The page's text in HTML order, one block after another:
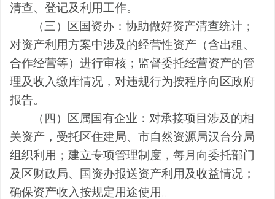
清查、登记及利用工作。
（三）区国资办：协助做好资产清查统计；
对资产利用方案中涉及的经营性资产（含出租、
合作经营等）进行审核；监督委托经营资产的管
理及收入缴库情况，对违规行为按程序向区政府
报告。
（四）区 属国有企业 ：对承接项目涉及的相
关资产，受托区住建局、市自然资源局汉台分局
组织利用；建立专项管理制度，每月向委托部门
及区财政局、国资办报送资产利用及收益情况；
确保资产收入按规定用途使用。